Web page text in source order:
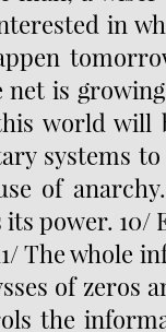
in
is
world will
systems to
of
power. 10/
The whole
of zeros
the